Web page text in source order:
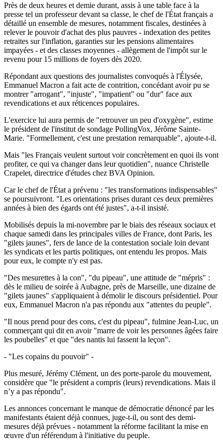
Près de deux heures et demie durant, assis à une table face à la
presse tel un professeur devant sa classe, le chef de l'État français a
détaillé un ensemble de mesures, notamment fiscales, destinées à
relever le pouvoir d'achat des plus pauvres - indexation des petites
retraites sur l'inflation, garanties sur les pensions alimentaires
impayées - et des classes moyennes - allègement de l'impôt sur le
revenu pour 15 millions de foyers dès 2020.
Répondant aux questions des journalistes convoqués à l'Élysée,
Emmanuel Macron a fait acte de contrition, concédant avoir pu se
montrer "arrogant", "injuste", "impatient" ou "dur" face aux
revendications et aux réticences populaires.
L'exercice lui aura permis de "retrouver un peu d'oxygène", estime
le président de l'institut de sondage PollingVox, Jérôme Sainte-
Marie. "Formellement, c'est une prestation remarquable", ajoute-t-il.
Mais "les Français veulent surtout voir concrètement en quoi ils vont
profiter, ce qui va changer dans leur quotidien", nuance Christelle
Crapelet, directrice d'études chez BVA Opinion.
Car le chef de l'État a prévenu : "les transformations indispensables"
se poursuivront. "Les orientations prises durant ces deux premières
années à bien des égards ont été justes", a-t-il insisté.
Mobilisés depuis la mi-novembre par le biais des réseaux sociaux et
chaque samedi dans les principales villes de France, dont Paris, les
"gilets jaunes", fers de lance de la contestation sociale loin devant
les syndicats et les partis politiques, ont entendu les propos. Mais
pour eux, le compte n'y est pas.
"Des mesurettes à la con", "du pipeau", une attitude de "mépris" :
dès le milieu de soirée à Aubagne, près de Marseille, une dizaine de
"gilets jaunes" s'appliquaient à démolir le discours présidentiel. Pour
eux, Emmanuel Macron n'a pas répondu aux "attentes du peuple".
"Il nous prend pour des cons, c'est du pipeau", fulmine Jean-Luc, un
commerçant qui dit en avoir "marre de voir les personnes âgées faire
les poubelles" et que "des nantis lui fassent la leçon".
- "Les copains du pouvoir" -
Plus mesuré, Jérémy Clément, un des porte-parole du mouvement,
considère que "le président a compris (leurs) revendications. Mais il
n’y a pas répondu".
Les annonces concernant le manque de démocratie dénoncé par les
manifestants étaient déjà connues, juge-t-il, ou sont des demi-
mesures déjà prévues - notamment la réforme facilitant la mise en
œuvre d'un référendum à l'initiative du peuple.